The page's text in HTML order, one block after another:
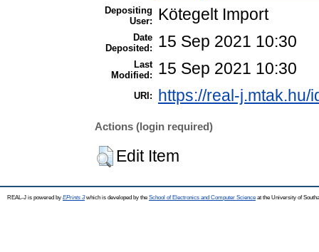
Depositing
User:
Kötegelt Import
Date
Deposited:
15 Sep 2021 10:30
Last
Modified:
15 Sep 2021 10:30
URI: https://real-j.mtak.hu/
Actions (login required)
Edit Item
REAL-J is powered by EPrints 3which is developed by the School of Electronics and Computer Science at the University of